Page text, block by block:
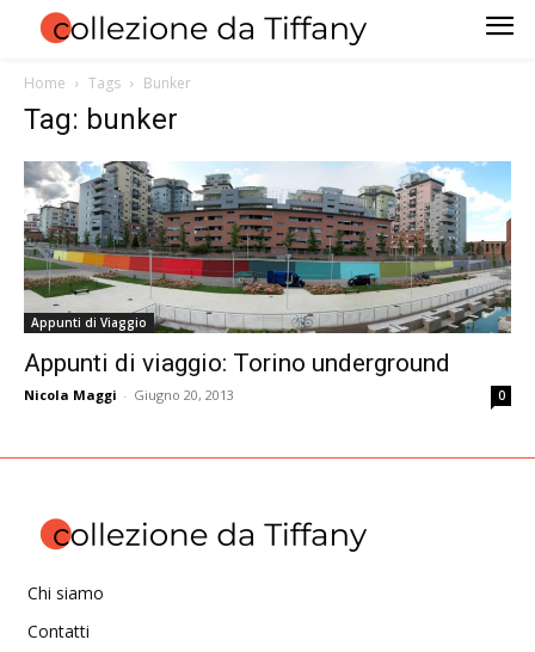
Home Tags Bunker
Tag: bunker
Appunti di Viaggio
Appunti di viaggio: Torino underground
Nicola Maggi - Giugno 20, 2013 0
Chi siamo
Contatti